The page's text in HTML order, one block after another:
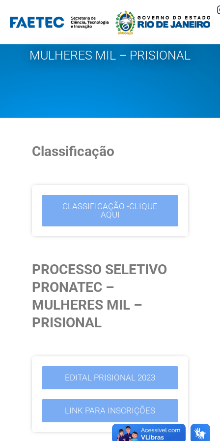
Pular
conteúdoMULHERES MIL – PRISIONAL
Classificação
CLASSIFICAÇÃO -CLIQUE
AQUI
PROCESSO SELETIVO
PRONATEC –
MULHERES MIL –
PRISIONAL
EDITAL PRISIONAL 2023
LINK PARA INSCRIÇÕES